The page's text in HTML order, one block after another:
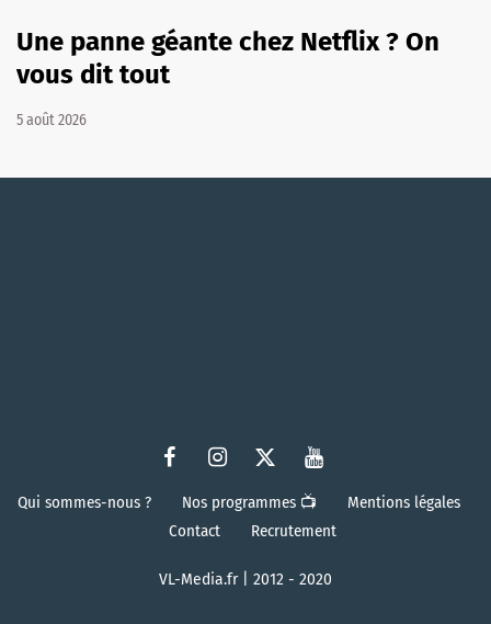
Une panne géante chez Netflix ? On
vous dit tout
5 août 2026
Qui sommes-nous ? Nos programmes 📺
Mentions légales
Contact
Recrutement
VL-Media.fr | 2012 - 2020